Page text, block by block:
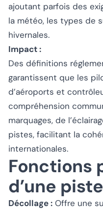
ajoutant parfois des
la météo, les types de
hivernales.
Impact :
Des définitions
garantissent que les
d’aéroports et
compréhension
marquages, de
pistes, facilitant la
internationales.
Fonctions
d’une piste
Décollage : Offre une